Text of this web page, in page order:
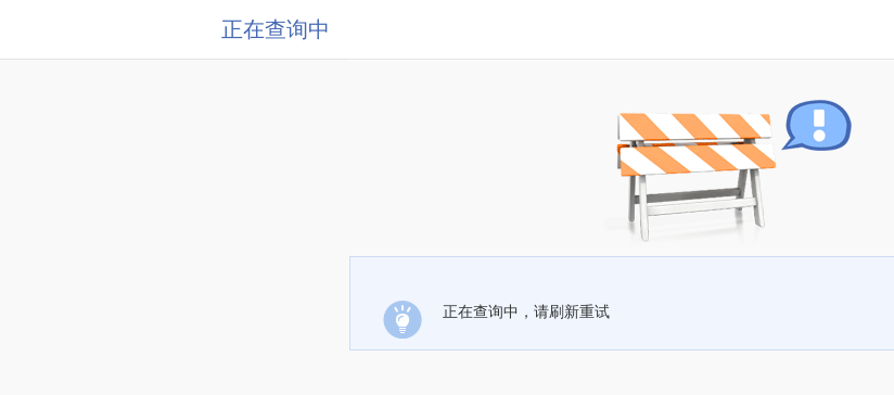
正在查询中
正在查询中，请刷新重试